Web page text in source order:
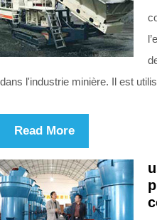
dans l'industrie minière. Il est
Read More